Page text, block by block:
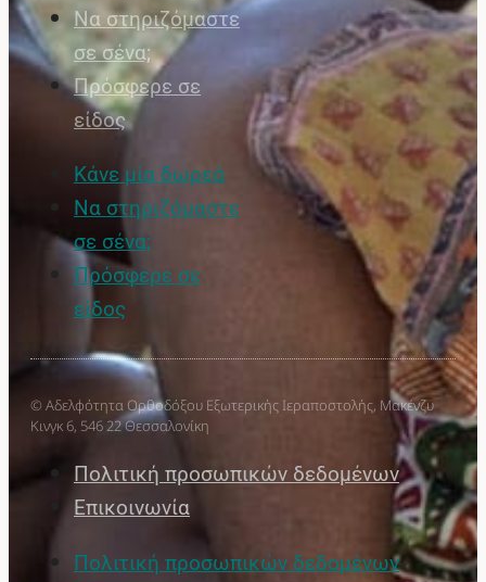
Να στηριζόμαστε
σε σένα;
Πρόσφερε σε
είδος
Κάνε μία δωρεά
Να στηριζόμαστε
σε σένα;
Πρόσφερε σε
είδος
© Αδελφότητα Ορθοδόξου Εξωτερικής Ιεραποστολής, Μακένζυ
Κινγκ 6, 546 22 Θεσσαλονίκη
Πολιτική προσωπικών δεδομένων
Επικοινωνία
Πολιτική προσωπικών δεδομένων